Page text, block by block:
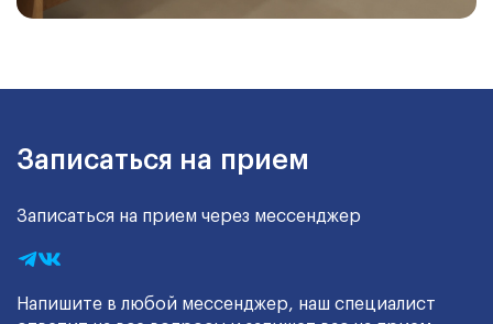
Записаться на прием
Записаться на прием через мессенджер
Напишите в любой мессенджер, наш специалист